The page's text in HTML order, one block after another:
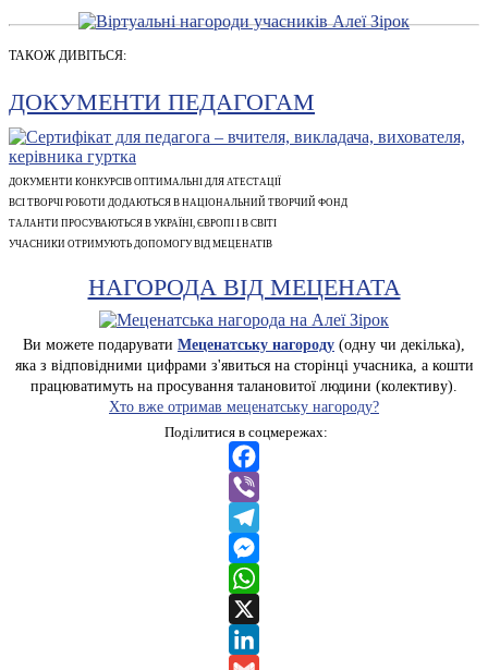
ТАКОЖ ДИВІТЬСЯ:
ДОКУМЕНТИ ПЕДАГОГАМ
ДОКУМЕНТИ КОНКУРСІВ ОПТИМАЛЬНІ ДЛЯ АТЕСТАЦІЇ
ВСІ ТВОРЧІ РОБОТИ ДОДАЮТЬСЯ В НАЦІОНАЛЬНИЙ ТВОРЧИЙ ФОНД
ТАЛАНТИ ПРОСУВАЮТЬСЯ В УКРАЇНІ, ЄВРОПІ І В СВІТІ
УЧАСНИКИ ОТРИМУЮТЬ ДОПОМОГУ ВІД МЕЦЕНАТІВ
НАГОРОДА ВІД МЕЦЕНАТА
Ви можете подарувати Меценатську нагороду (одну чи декілька),
яка з відповідними цифрами з'явиться на сторінці учасника, а кошти
працюватимуть на просування талановитої людини (колективу).
Хто вже отримав меценатську нагороду?
Поділитися в соцмережах:
Facebook
Viber
Telegram
Messenger
WhatsApp
X